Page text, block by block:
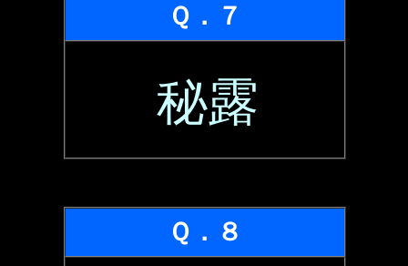
Ｑ．７
秘露
Ｑ．８